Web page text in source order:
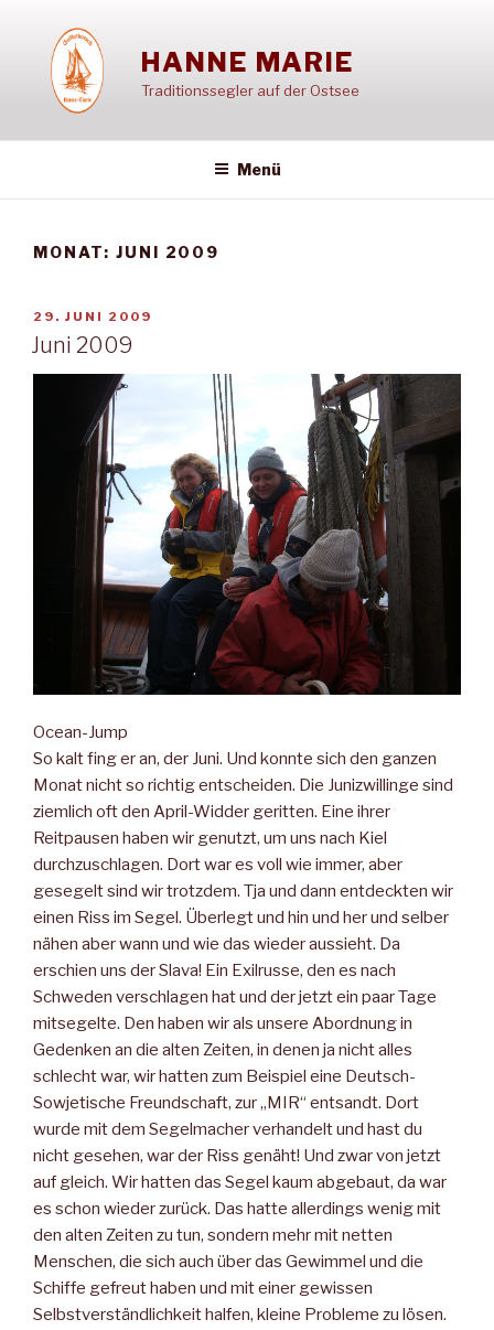
springen
HANNE MARIE
Traditionssegler auf der Ostsee
Menü
MONAT: JUNI 2009
VERÖFFENTLICHT
AM
29. JUNI 2009
Juni 2009
Ocean-Jump
So kalt fing er an, der Juni. Und konnte sich den ganzen
Monat nicht so richtig entscheiden. Die Junizwillinge sind
ziemlich oft den April-Widder geritten. Eine ihrer
Reitpausen haben wir genutzt, um uns nach Kiel
durchzuschlagen. Dort war es voll wie immer, aber
gesegelt sind wir trotzdem. Tja und dann entdeckten wir
einen Riss im Segel. Überlegt und hin und her und selber
nähen aber wann und wie das wieder aussieht. Da
erschien uns der Slava! Ein Exilrusse, den es nach
Schweden verschlagen hat und der jetzt ein paar Tage
mitsegelte. Den haben wir als unsere Abordnung in
Gedenken an die alten Zeiten, in denen ja nicht alles
schlecht war, wir hatten zum Beispiel eine Deutsch-
Sowjetische Freundschaft, zur „MIR“ entsandt. Dort
wurde mit dem Segelmacher verhandelt und hast du
nicht gesehen, war der Riss genäht! Und zwar von jetzt
auf gleich. Wir hatten das Segel kaum abgebaut, da war
es schon wieder zurück. Das hatte allerdings wenig mit
den alten Zeiten zu tun, sondern mehr mit netten
Menschen, die sich auch über das Gewimmel und die
Schiffe gefreut haben und mit einer gewissen
Selbstverständlichkeit halfen, kleine Probleme zu lösen.